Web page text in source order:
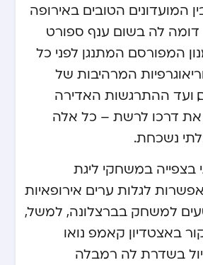
המועדונים הטובים באירופה
דומה לה בשום ענף ספורט
המפורסם המתנגן לפני כל
המרהיבות של
ועד ההתרגשות האדירה
דרכו לרשת – כל אלה
נשכחת.
בצפייה במשחקי ליגת
לגלות ערים אירופאיות
למשחק בברצלונה, למשל,
באצטדיון קאמפ נואו
בשדרת לה רמבלה